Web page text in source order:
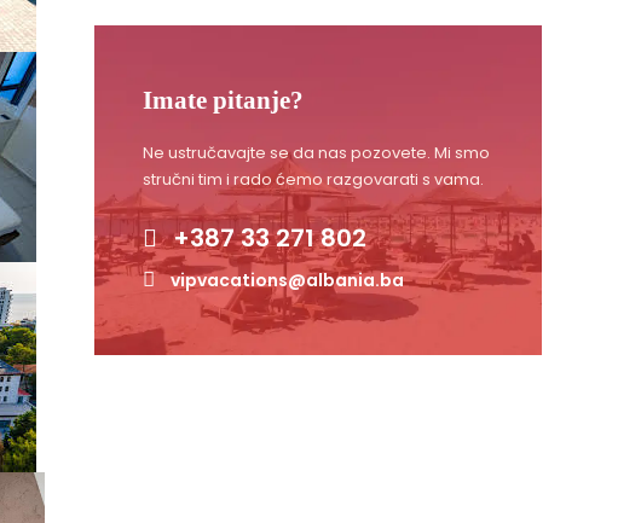
Imate pitanje?
Ne ustručavajte se da nas pozovete. Mi smo
stručni tim i rado ćemo razgovarati s vama.
+387 33 271 802
vipvacations@albania.ba